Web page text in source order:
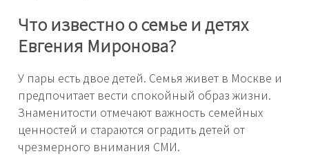
Что известно о семье и детях
Евгения Миронова?
У пары есть двое детей. Семья живет в Москве и
предпочитает вести спокойный образ жизни.
Знаменитости отмечают важность семейных
ценностей и стараются оградить детей от
чрезмерного внимания СМИ.